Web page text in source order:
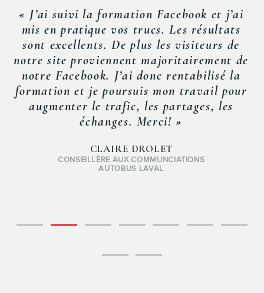
« J’ai suivi la formation Facebook et j’ai
mis en pratique vos trucs. Les résultats
sont excellents. De plus les visiteurs de
notre site proviennent majoritairement de
notre Facebook. J’ai donc rentabilisé la
formation et je poursuis mon travail pour
augmenter le trafic, les partages, les
échanges. Merci! »
CLAIRE DROLET
CONSEILLÈRE AUX COMMUNCIATIONS
AUTOBUS LAVAL